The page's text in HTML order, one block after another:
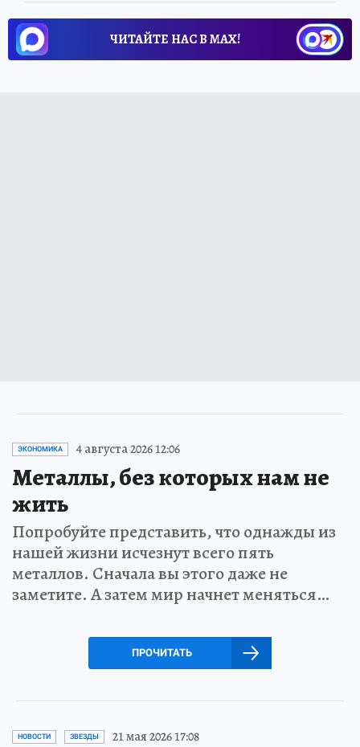
ЧИТАЙТЕ НАС В МАХ!
ЭКОНОМИКА 4 августа 2026 12:06
Металлы, без которых нам не
жить
Попробуйте представить, что однажды из
нашей жизни исчезнут всего пять
металлов. Сначала вы этого даже не
заметите. А затем мир начнет меняться…
ПРОЧИТАТЬ
НОВОСТИ ЗВЕЗДЫ 21 мая 2026 17:08